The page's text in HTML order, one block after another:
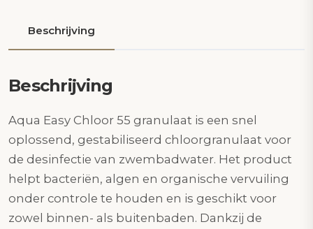
Beschrijving
Beschrijving
Aqua Easy Chloor 55 granulaat is een snel
oplossend, gestabiliseerd chloorgranulaat voor
de desinfectie van zwembadwater. Het product
helpt bacteriën, algen en organische vervuiling
onder controle te houden en is geschikt voor
zowel binnen- als buitenbaden. Dankzij de